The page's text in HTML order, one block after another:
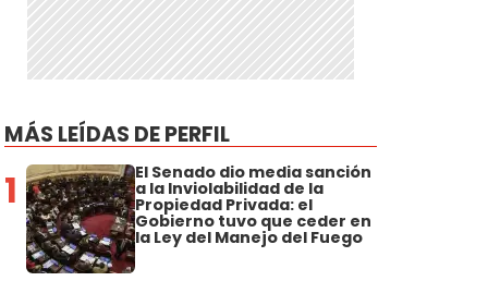
MÁS LEÍDAS DE PERFIL
1 El Senado dio media sanción
a la Inviolabilidad de la
Propiedad Privada: el
Gobierno tuvo que ceder en
la Ley del Manejo del Fuego